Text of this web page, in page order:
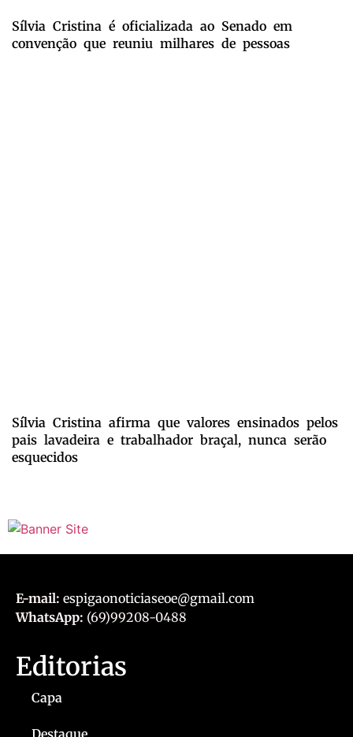
Sílvia Cristina é oficializada ao Senado em
convenção que reuniu milhares de pessoas
Sílvia Cristina afirma que valores ensinados pelos
pais lavadeira e trabalhador braçal, nunca serão
esquecidos
E-mail: espigaonoticiaseoe@gmail.com
WhatsApp: (69)99208-0488
Editorias
Capa
Destaque